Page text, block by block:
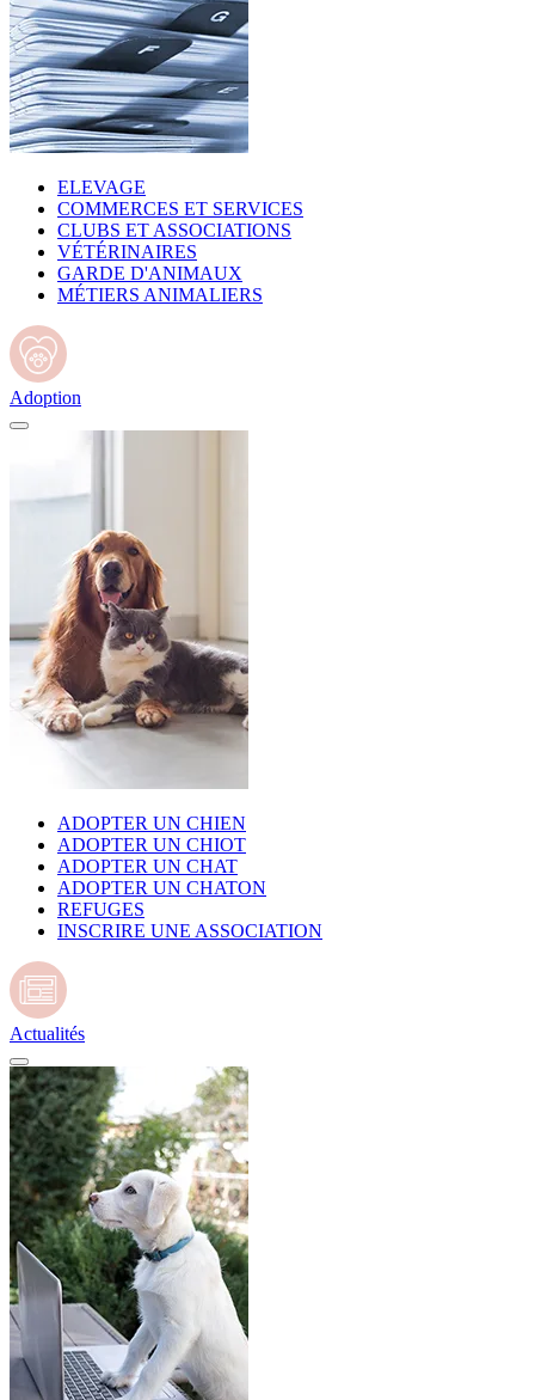
ELEVAGE
COMMERCES ET SERVICES
CLUBS ET ASSOCIATIONS
VÉTÉRINAIRES
GARDE D'ANIMAUX
MÉTIERS ANIMALIERS
Adoption
ADOPTER UN CHIEN
ADOPTER UN CHIOT
ADOPTER UN CHAT
ADOPTER UN CHATON
REFUGES
INSCRIRE UNE ASSOCIATION
Actualités